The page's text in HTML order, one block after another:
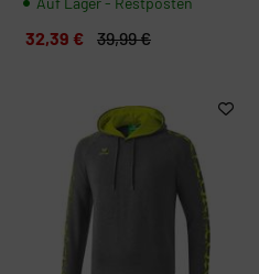
32,39 € 39,99 €